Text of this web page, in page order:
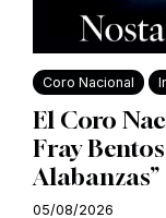
Coro Nacional
El Coro
Fray
Alabanzas”
05/08/2026